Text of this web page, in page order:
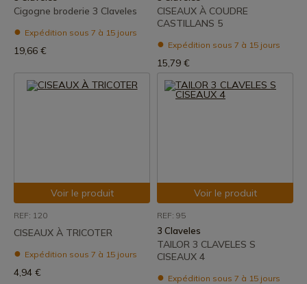
Cigogne broderie 3 Claveles
Expédition sous 7 à 15 jours
19,66 €
CISEAUX À COUDRE
CASTILLANS 5
Expédition sous 7 à 15 jours
15,79 €
Voir le produit
REF: 120
CISEAUX À TRICOTER
Expédition sous 7 à 15 jours
4,94 €
Voir le produit
REF: 95
3 Claveles
TAILOR 3 CLAVELES S
CISEAUX 4
Expédition sous 7 à 15 jours